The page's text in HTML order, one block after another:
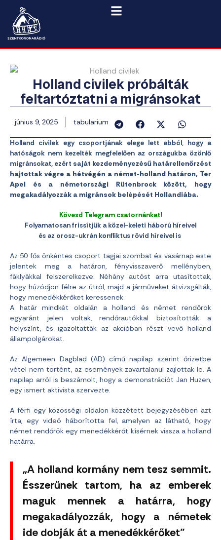
Holland civilek próbálták
feltartóztatni a migránsokat
június 9, 2025 tabularium
Holland civilek egy csoportjának elege lett abból, hogy a
hatóságok nem kezelték megfelelően az országukba özönlő
migránsokat, ezért saját kezdeményezésű határellenőrzést
hajtottak végre a hétvégén a német-holland határon, Ter
Apel és a németországi Rütenbrock között, hogy
megakadályozzák a migránsok belépését Hollandiába.
Kövesd Telegram csatornánkat!
Folyamatosan frissítjük a közel-keleti háború híreivel
és az orosz-ukrán konfliktus rövid híreivel is
Az 50 fős önkéntes csoport tagjai szombat és vasárnap este
jelentek meg a határon, fényvisszaverő mellényben,
fáklyákkal felszerelkezve. Néhány autóst arra utasítottak,
hogy húzódjon félre az útról, majd a járműveket átvizsgálták,
hogy menedékkérőket keressenek.
A határ mindkét oldalán a holland és német rendőrök
egyaránt jelen voltak, rendőrautókkal biztosították a
helyszínt, és igazoltatták az akcióban részt vevő holland
állampolgárokat.
Az Algemeen Dagblad (AD) című napilap szerint őrizetbe
vétel nem történt, az események zavartalanul zajlottak le. A
napilap arról is beszámolt, hogy a demonstrációt Jan Huzen,
egy ismert aktivista szervezte.
A férfi egy közösségi oldalon közzétett bejegyzésében azt
írta, egy videó háborította fel, amelyen az látható, hogy
német rendőrök egy menedékkérőt kísérnek vissza a holland
határra.
„A holland kormány nem tesz semmit.
Ésszerűnek tartom, ha az emberek
maguk mennek a határra, hogy
megakadályozzák, hogy a németek
ide dobják át a menedékkérőket”